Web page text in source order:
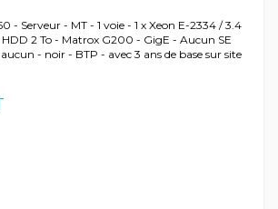
- Serveur - MT - 1 voie - 1 x Xeon E-2334 / 3.4
HDD 2 To - Matrox G200 - GigE - Aucun SE
- noir - BTP - avec 3 ans de base sur site